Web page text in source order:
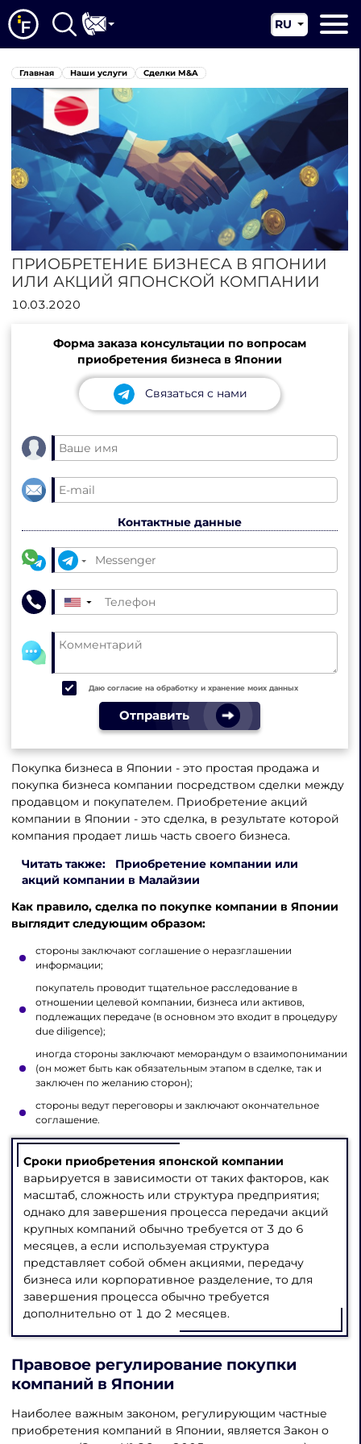
О нас
Наши услуги
Новости
Юрисдикции
Контакты
RU
EN
Главная Наши услуги Сделки M&A
ПРИОБРЕТЕНИЕ БИЗНЕСА В ЯПОНИИ
ИЛИ АКЦИЙ ЯПОНСКОЙ КОМПАНИИ
10.03.2020
Форма заказа консультации по вопросам
приобретения бизнеса в Японии
Связаться с нами
Контактные данные
▼
Даю согласие на обработку и хранение моих данных
Отправить
Покупка бизнеса в Японии - это простая продажа и
покупка бизнеса компании посредством сделки между
продавцом и покупателем. Приобретение акций
компании в Японии - это сделка, в результате которой
компания продает лишь часть своего бизнеса.
Читать также: Приобретение компании или
акций компании в Малайзии
Как правило, сделка по покупке компании в Японии
выглядит следующим образом:
стороны заключают соглашение о неразглашении
информации;
покупатель проводит тщательное расследование в
отношении целевой компании, бизнеса или активов,
подлежащих передаче (в основном это входит в процедуру
due diligence);
иногда стороны заключают меморандум о взаимопонимании
(он может быть как обязательным этапом в сделке, так и
заключен по желанию сторон);
стороны ведут переговоры и заключают окончательное
соглашение.
Сроки приобретения японской компании
варьируется в зависимости от таких факторов, как
масштаб, сложность или структура предприятия;
однако для завершения процесса передачи акций
крупных компаний обычно требуется от 3 до 6
месяцев, а если используемая структура
представляет собой обмен акциями, передачу
бизнеса или корпоративное разделение, то для
завершения процесса обычно требуется
дополнительно от 1 до 2 месяцев.
Правовое регулирование покупки
компаний в Японии
Наиболее важным законом, регулирующим частные
приобретения компаний в Японии, является Закон о